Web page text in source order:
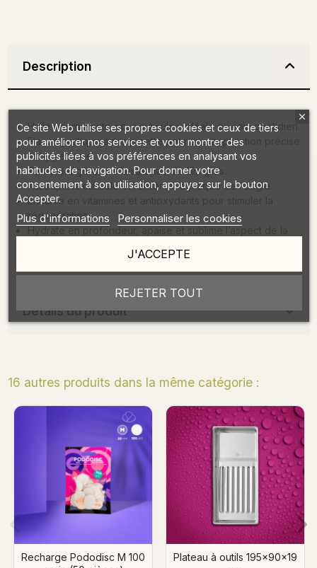
Description
Huile nourrissante pour cuticules, idéale en soin quotidien.
Flacon pratique avec pipette pour une application précise
et hygiénique.
Texture légère : ne laisse pas de film gras.
Assouplit la cuticule et renforce la plaque de l’ongle.
Enrichie en vitamines et antioxydants pour stimuler la
régénération.
Convient à tous les types de peaux et de cuticules.
Détails du produit
16 autres produits dans la même catégorie :
Traitement kératolytique
50ml
Recharge Pododisc XS
100 grain (50 pièces)
Ce site Web utilise ses propres cookies et ceux de tiers
pour améliorer nos services et vous montrer des
publicités liées à vos préférences en analysant vos
habitudes de navigation. Pour donner votre
consentement à son utilisation, appuyez sur le bouton
Accepter.
Plus d'informations Personnaliser les cookies
REJETER TOUT
J'ACCEPTE